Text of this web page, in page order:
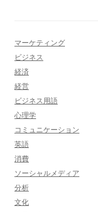
マーケティング
ビジネス
経済
経営
ビジネス用語
心理学
コミュニケーション
英語
消費
ソーシャルメディア
分析
文化